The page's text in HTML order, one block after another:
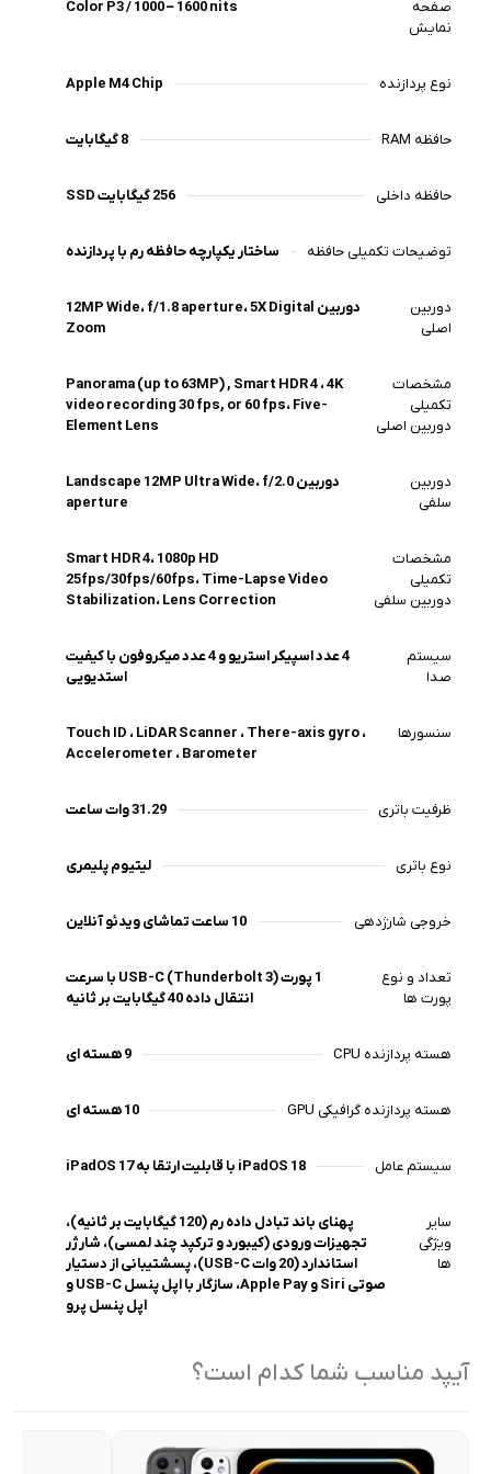
صفحه
نمایش
Color P3 / 1000 – 1600 nits
نوع پردازنده Apple M4 Chip
حافظه RAM 8 گیگابایت
حافظه داخلی 256 گیگابایت SSD
توضیحات تکمیلی حافظه ساختار یکپارچه حافظه رم با پردازنده
دوربین
اصلی
دوربین 12MP Wide، f/1.8 aperture، 5X Digital
Zoom
مشخصات
تکمیلی
دوربین اصلی
Panorama (up to 63MP) , Smart HDR 4 ، 4K
video recording 30 fps, or 60 fps، Five-
Element Lens
دوربین
سلفی
دوربین Landscape 12MP Ultra Wide، f/2.0
aperture
مشخصات
تکمیلی
دوربین سلفی
Smart HDR 4، 1080p HD
25fps/30fps/60fps، Time-Lapse Video
Stabilization، Lens Correction
سیستم
صدا
4 عدد اسپیکر استریو و 4 عدد میکروفون با کیفیت
استدیویی
سنسورها
Touch ID ، LiDAR Scanner ، There-axis gyro ،
Accelerometer ، ‌Barometer
ظرفیت باتری 31.29 وات ساعت
نوع باتری لیتیوم پلیمری
خروجی شارژدهی 10 ساعت تماشای ویدئو آنلاین
تعداد و نوع
پورت ها
1 پورت USB-C (Thunderbolt 3) با سرعت
انتقال داده 40 گیگابایت بر ثانیه
هسته پردازنده CPU 9 هسته ای
هسته پردازنده گرافیکی GPU 10 هسته ای
سیستم عامل iPadOS 17 با قابلیت ارتقا به iPadOS 18
سایر
ویژگی
ها
پهنای باند تبادل داده رم (120 گیگابایت بر ثانیه)،
تجهیزات ورودی (کیبورد و ترکپد چند لمسی)، شارژر
استاندارد (20 وات USB-C)، پسشتیبانی از دستیار
صوتی Siri و Apple Pay، سازگار با اپل پنسل USB-C و
اپل پنسل پرو
آیپد مناسب شما کدام است؟